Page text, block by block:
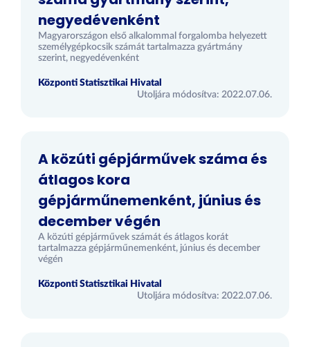
negyedévenként
Magyarországon első alkalommal forgalomba helyezett
személygépkocsik számát tartalmazza gyártmány
szerint, negyedévenként
Központi Statisztikai Hivatal
Utoljára módosítva: 2022.07.06.
A közúti gépjárművek száma és
átlagos kora
gépjárműnemenként, június és
december végén
A közúti gépjárművek számát és átlagos korát
tartalmazza gépjárműnemenként, június és december
végén
Központi Statisztikai Hivatal
Utoljára módosítva: 2022.07.06.